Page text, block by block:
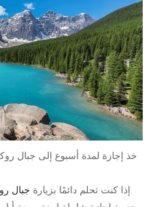
خذ إجازة لمدة أسبوع إلى جبال
إذا كنت تحلم دائمًا بزيارة جبال